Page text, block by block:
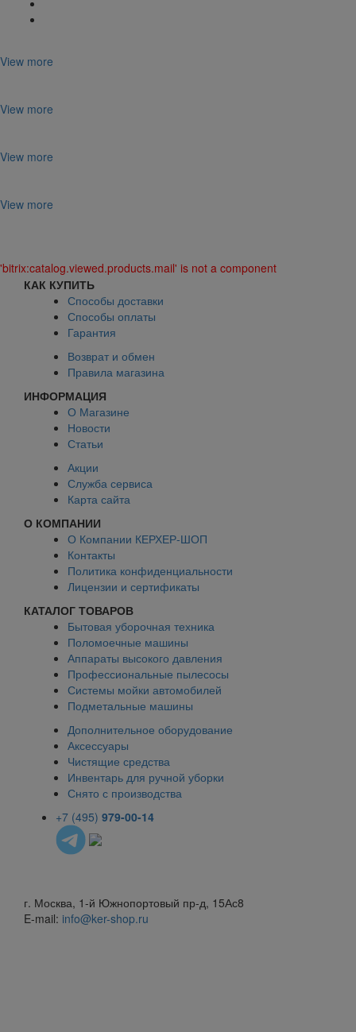
View more
View more
View more
View more
'bitrix:catalog.viewed.products.mail' is not a component
КАК КУПИТЬ
Способы доставки
Способы оплаты
Гарантия
Возврат и обмен
Правила магазина
ИНФОРМАЦИЯ
О Магазине
Новости
Статьи
Акции
Служба сервиса
Карта сайта
О КОМПАНИИ
О Компании КЕРХЕР-ШОП
Контакты
Политика конфиденциальности
Лицензии и сертификаты
КАТАЛОГ ТОВАРОВ
Бытовая уборочная техника
Поломоечные машины
Аппараты высокого давления
Профессиональные пылесосы
Системы мойки автомобилей
Подметальные машины
Дополнительное оборудование
Аксессуары
Чистящие средства
Инвентарь для ручной уборки
Снято с производства
+7 (495) 979-00-14
г. Москва, 1-й Южнопортовый пр-д, 15Ас8
E-mail: info@ker-shop.ru